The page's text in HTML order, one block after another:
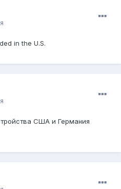
in the U.S.
США и Германия